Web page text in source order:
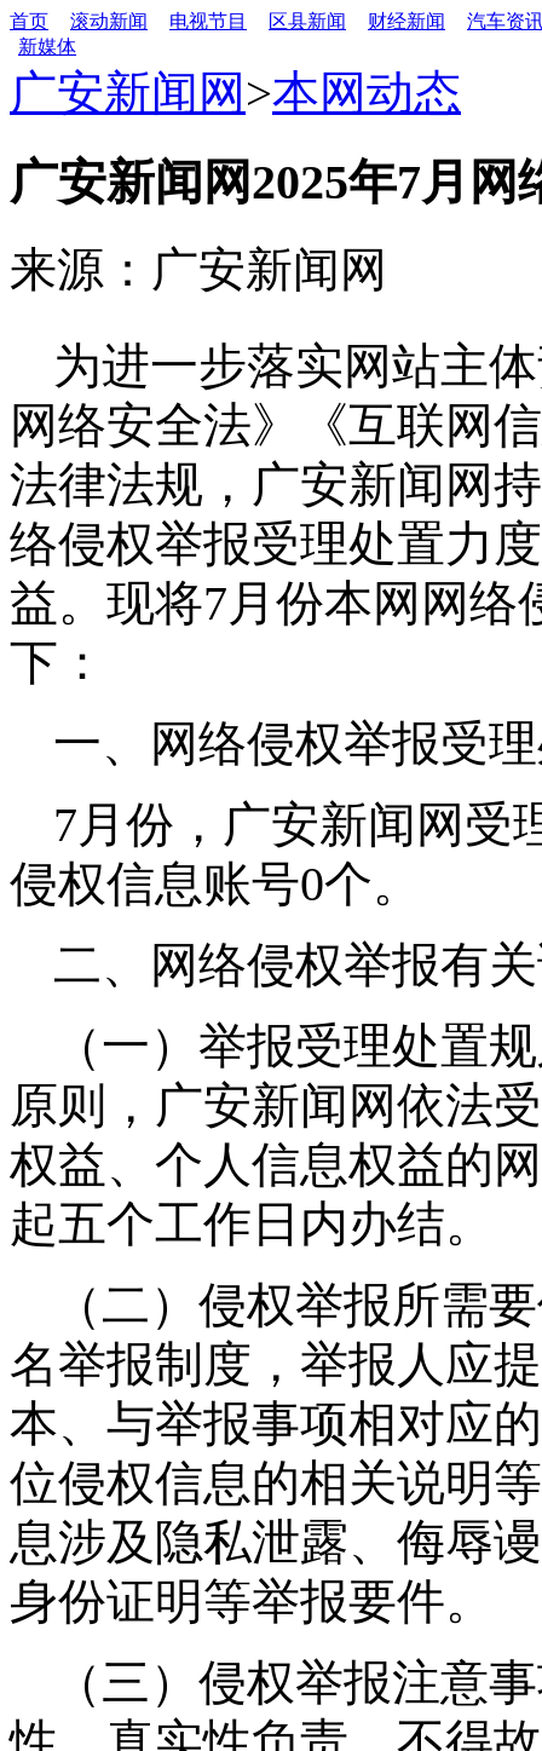
首页 滚动新闻 电视节目 区县新闻 财经新闻
汽车资
新媒体
广安新闻网 >本网动态
广安新闻网2025年7月
来源：广安新闻网
为进一步落实网站主
网络安全法》《互联网
法律法规，广安新闻网
络侵权举报受理处置力
益。现将7月份本网网
下：
一、网络侵权举报受
7月份，广安新闻网受
侵权信息账号0个。
二、网络侵权举报有
（一）举报受理处置
原则，广安新闻网依法
权益、个人信息权益的
起五个工作日内办结。
（二）侵权举报所需
名举报制度，举报人应
本、与举报事项相对应
位侵权信息的相关说明
息涉及隐私泄露、侮辱
身份证明等举报要件。
（三）侵权举报注意